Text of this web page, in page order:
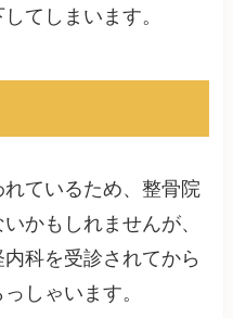
てしまいます。
ているため、整骨院
かもしれませんが、
科を受診されてから
しゃいます。